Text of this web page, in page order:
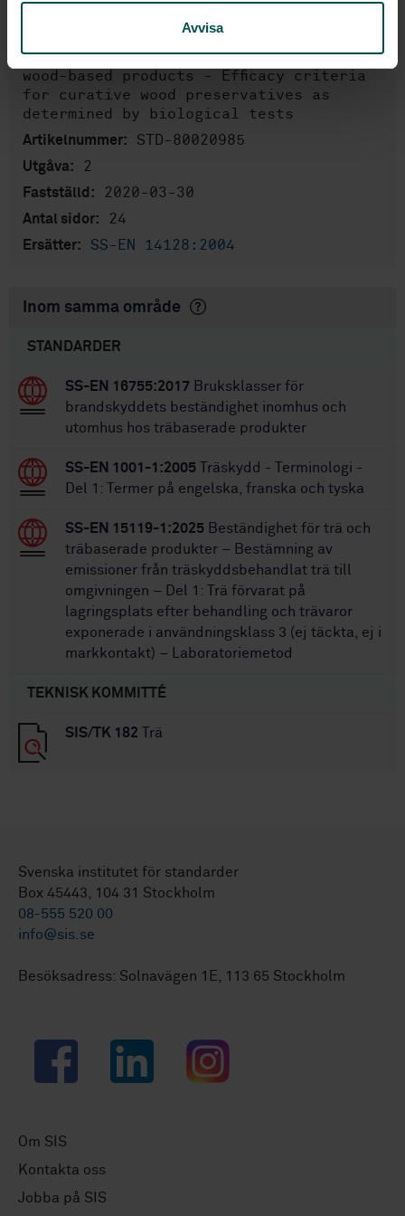
Avvisa
Internationell titel:Durability of wood and
wood-based products - Efficacy criteria
for curative wood preservatives as
determined by biological tests
Artikelnummer: STD-80020985
Utgåva: 2
Fastställd: 2020-03-30
Antal sidor: 24
Ersätter: SS-EN 14128:2004
Inom samma område
STANDARDER
SS-EN 16755:2017 Bruksklasser för
brandskyddets beständighet inomhus och
utomhus hos träbaserade produkter
SS-EN 1001-1:2005 Träskydd - Terminologi -
Del 1: Termer på engelska, franska och tyska
SS-EN 15119-1:2025 Beständighet för trä och
träbaserade produkter – Bestämning av
emissioner från träskyddsbehandlat trä till
omgivningen – Del 1: Trä förvarat på
lagringsplats efter behandling och trävaror
exponerade i användningsklass 3 (ej täckta, ej i
markkontakt) – Laboratoriemetod
TEKNISK KOMMITTÉ
SIS/TK 182 Trä
Svenska institutet för standarder
Box 45443, 104 31 Stockholm
08-555 520 00
info@sis.se
Besöksadress: Solnavägen 1E, 113 65 Stockholm
Facebook LinkedIn Instagram
Om SIS
Kontakta oss
Jobba på SIS